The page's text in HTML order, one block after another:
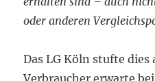
oder anderen
Das LG Köln stufte